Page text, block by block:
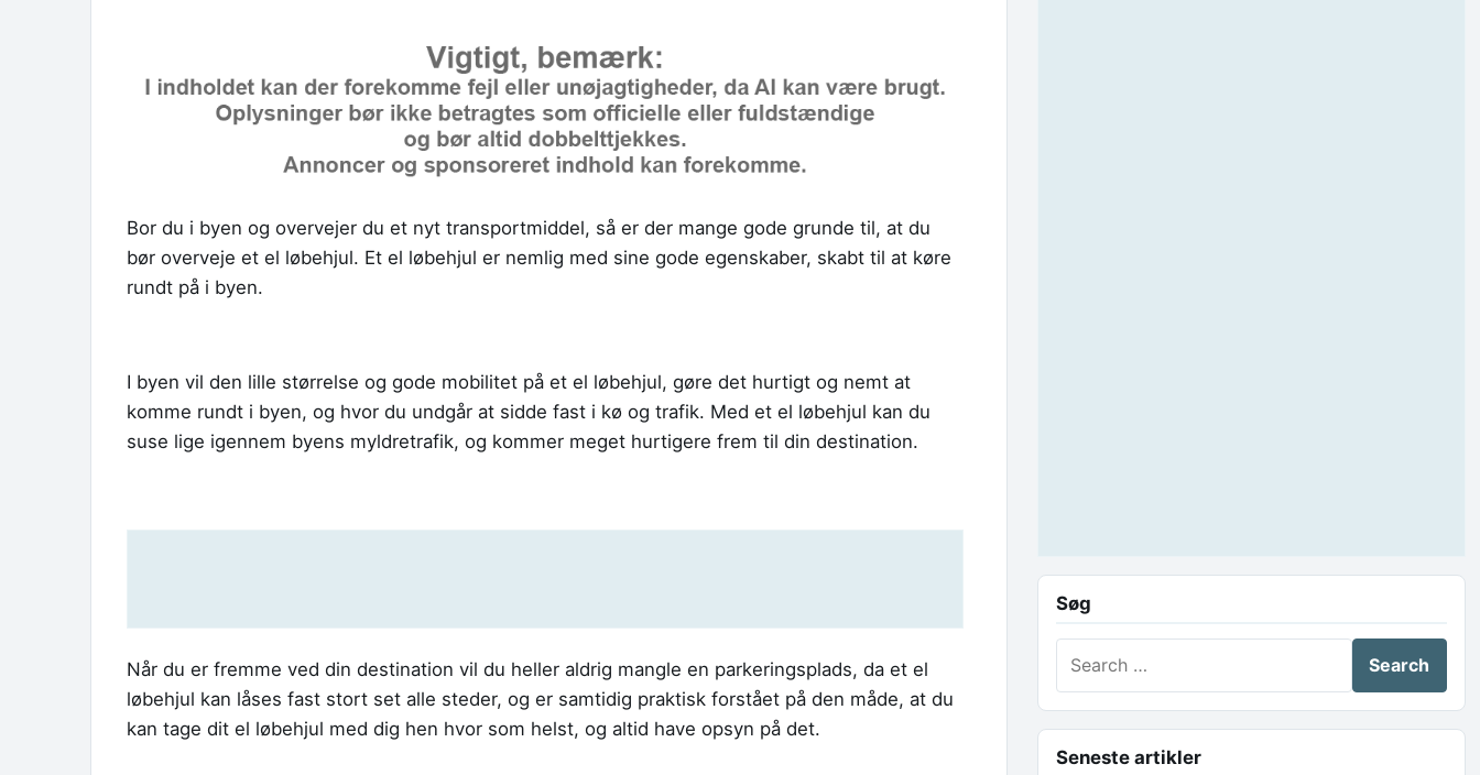
Bor du i byen og overvejer du et nyt transportmiddel, så er der mange gode grunde til, at du
bør overveje et el løbehjul. Et el løbehjul er nemlig med sine gode egenskaber, skabt til at køre
rundt på i byen.
I byen vil den lille størrelse og gode mobilitet på et el løbehjul, gøre det hurtigt og nemt at
komme rundt i byen, og hvor du undgår at sidde fast i kø og trafik. Med et el løbehjul kan du
suse lige igennem byens myldretrafik, og kommer meget hurtigere frem til din destination.
Når du er fremme ved din destination vil du heller aldrig mangle en parkeringsplads, da et el
løbehjul kan låses fast stort set alle steder, og er samtidig praktisk forstået på den måde, at du
kan tage dit el løbehjul med dig hen hvor som helst, og altid have opsyn på det.
Søg
Seneste artikler